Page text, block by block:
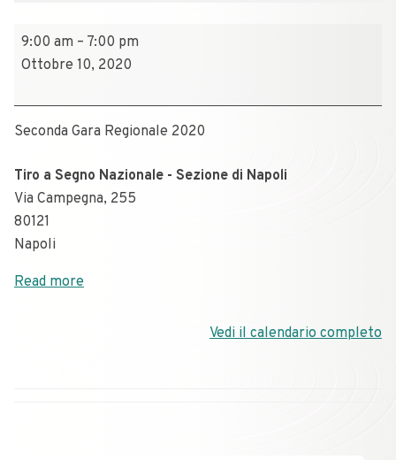
9:00 am – 7:00 pm
Ottobre 10, 2020
Seconda Gara Regionale 2020
Tiro a Segno Nazionale - Sezione di Napoli
Via Campegna, 255
80121
Napoli
Read more
Vedi il calendario completo